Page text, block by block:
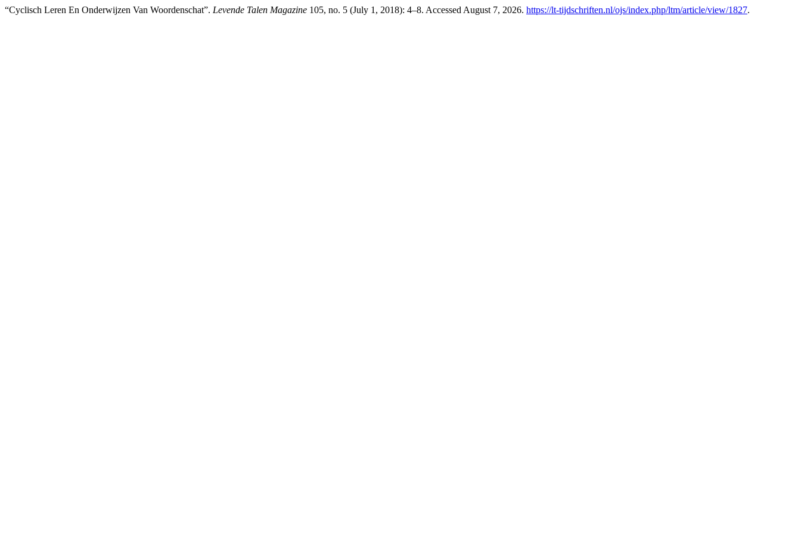
“Cyclisch Leren En Onderwijzen Van Woordenschat”. Levende Talen Magazine 105, no. 5 (July 1, 2018): 4–8. Accessed August 7, 2026. https://lt-tijdschriften.nl/ojs/index.php/ltm/article/view/1827.